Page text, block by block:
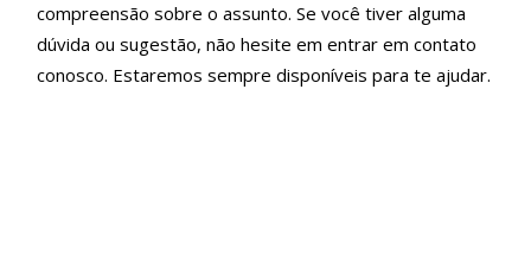
compreensão sobre o assunto. Se você tiver alguma
dúvida ou sugestão, não hesite em entrar em contato
conosco. Estaremos sempre disponíveis para te ajudar.